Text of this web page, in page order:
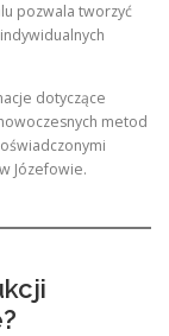
pozwala tworzyć
dotyczące
metod
Józefowie.